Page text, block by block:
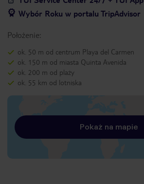
Wybór Roku w portalu TripAdvisor
Położenie:
ok. 50 m od centrum Playa del Carmen
ok. 150 m od miasta Quinta Avenida
ok. 200 m od plaży
ok. 55 km od lotniska
Pokaż na mapie